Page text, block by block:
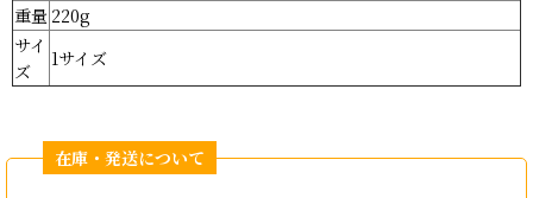
重量 220g
サイ
ズ
1サイズ